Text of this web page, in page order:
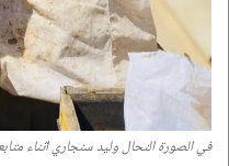
في الصورة النحال وليد سنجاري اثناء